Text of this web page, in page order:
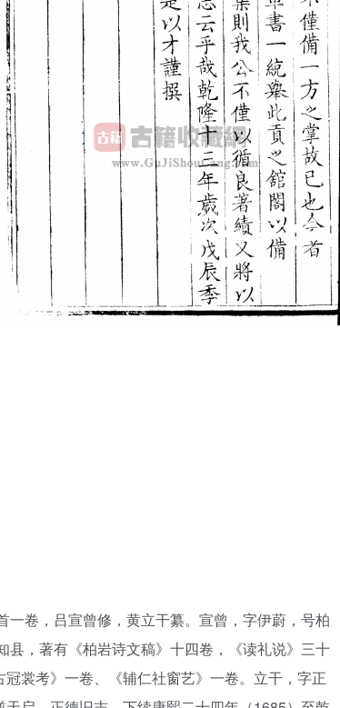
卷，吕宣曾修，黄立干纂。宣曾，字伊蔚，号柏
，著有《柏岩诗文稿》十四卷，《读礼说》三十
裳考》一卷、《辅仁社窗艺》一卷。立干，字正